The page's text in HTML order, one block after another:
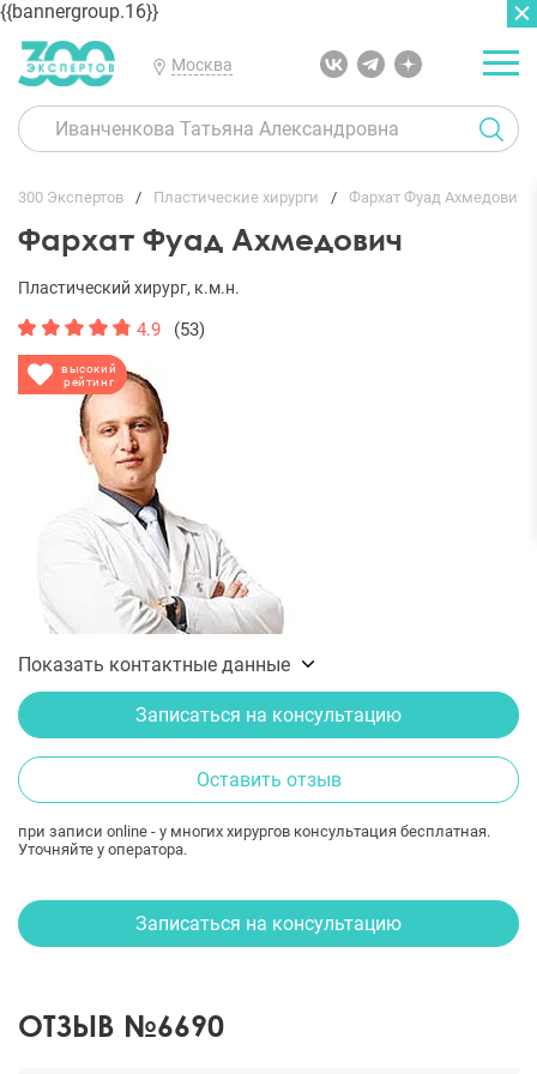
{{bannergroup.16}}
Москва
300 Экспертов Пластические хирурги Фархат Фуад Ахмедович
Фархат Фуад Ахмедович
высокий
рейтинг
Пластический хирург, к.м.н.
4.9 (53)
Показать контактные данные
Записаться на консультацию
Оставить отзыв
при записи online - у многих хирургов консультация бесплатная.
Уточняйте у оператора.
ГЛАВНАЯ ОТЗЫВЫ
Записаться на консультацию
ОТЗЫВ №6690